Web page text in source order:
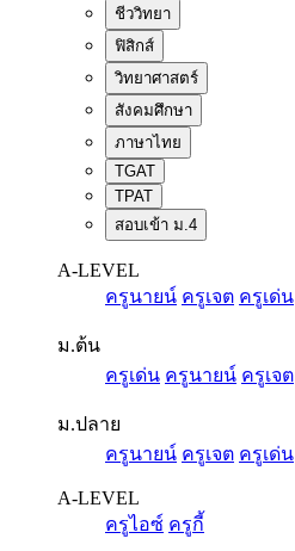
ชีววิทยา
ฟิสิกส์
วิทยาศาสตร์
สังคมศึกษา
ภาษาไทย
TGAT
TPAT
สอบเข้า ม.4
A-LEVEL
ครูนายน์ ครูเจต ครูเด่น
ม.ต้น
ครูเด่น ครูนายน์ ครูเจต
ม.ปลาย
ครูนายน์ ครูเจต ครูเด่น
A-LEVEL
ครูไอซ์ ครูกี้